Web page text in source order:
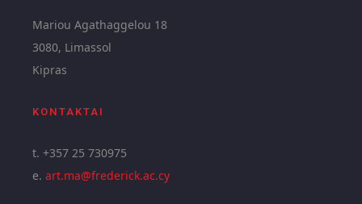
Mariou Agathaggelou 18
3080, Limassol
Kipras
KONTAKTAI
t. +357 25 730975
e.art.ma@frederick.ac.cy